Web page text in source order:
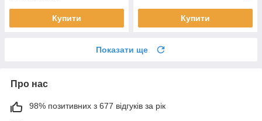
Купити Купити
Показати ще
Про нас
98% позитивних з 677 відгуків за рік